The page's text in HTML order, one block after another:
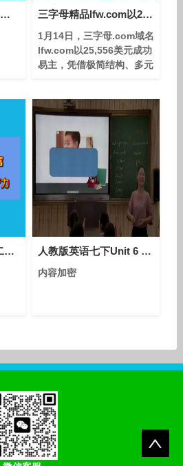
语文六上14.《穷人》课堂教学视频实录-孟玲玲 三字母精品lfw.com以25,556美元成交，多行业适配性引爆投资价值
1月14日，三字母.com域名
lfw.com以25,556美元成功
易主，凭借极简结构、多元
的焦点案例，再次印证了优
货”属性。 作为全球认知度
最高的顶级后缀，.com域
名始终是企业数字化布局的
核心选择，而三字母.com
域名因资源近乎枯竭(全球
仅17576个)，兼具高流动
性、易记忆性与品牌塑造
语文六下-5-1文言文二则 学弈-优质课教学视频 人教版英语七下Unit 6 Section A（Grammar Focus-3c）课堂视频实录（龙娇）
内容加密